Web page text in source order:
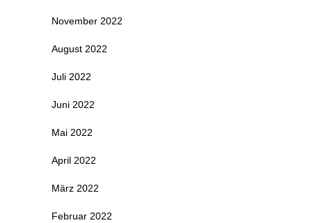
November 2022
August 2022
Juli 2022
Juni 2022
Mai 2022
April 2022
März 2022
Februar 2022